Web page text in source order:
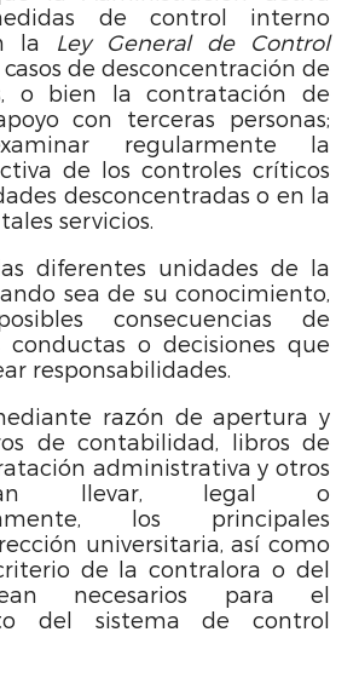
de control interno
la Ley General de Control
casos de desconcentración de
o bien la contratación de
con terceras personas;
regularmente la
de los controles críticos
desconcentradas o en la
servicios.
diferentes unidades de la
sea de su conocimiento,
consecuencias de
conductas o decisiones que
responsabilidades.
razón de apertura y
de contabilidad, libros de
administrativa y otros
llevar, legal o
los principales
universitaria, así como
de la contralora o del
necesarios para el
del sistema de control